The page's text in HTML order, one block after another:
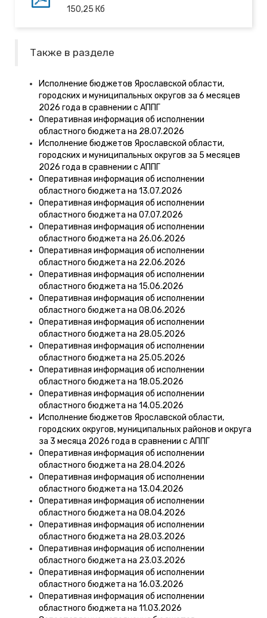
150,25 Кб
Также в разделе
Исполнение бюджетов Ярославской области,
городских и муниципальных округов за 6 месяцев
2026 года в сравнении с АППГ
Оперативная информация об исполнении
областного бюджета на 28.07.2026
Исполнение бюджетов Ярославской области,
городских и муниципальных округов за 5 месяцев
2026 года в сравнении с АППГ
Оперативная информация об исполнении
областного бюджета на 13.07.2026
Оперативная информация об исполнении
областного бюджета на 07.07.2026
Оперативная информация об исполнении
областного бюджета на 26.06.2026
Оперативная информация об исполнении
областного бюджета на 22.06.2026
Оперативная информация об исполнении
областного бюджета на 15.06.2026
Оперативная информация об исполнении
областного бюджета на 08.06.2026
Оперативная информация об исполнении
областного бюджета на 28.05.2026
Оперативная информация об исполнении
областного бюджета на 25.05.2026
Оперативная информация об исполнении
областного бюджета на 18.05.2026
Оперативная информация об исполнении
областного бюджета на 14.05.2026
Исполнение бюджетов Ярославской области,
городских округов, муниципальных районов и округа
за 3 месяца 2026 года в сравнении с АППГ
Оперативная информация об исполнении
областного бюджета на 28.04.2026
Оперативная информация об исполнении
областного бюджета на 13.04.2026
Оперативная информация об исполнении
областного бюджета на 08.04.2026
Оперативная информация об исполнении
областного бюджета на 28.03.2026
Оперативная информация об исполнении
областного бюджета на 23.03.2026
Оперативная информация об исполнении
областного бюджета на 16.03.2026
Оперативная информация об исполнении
областного бюджета на 11.03.2026